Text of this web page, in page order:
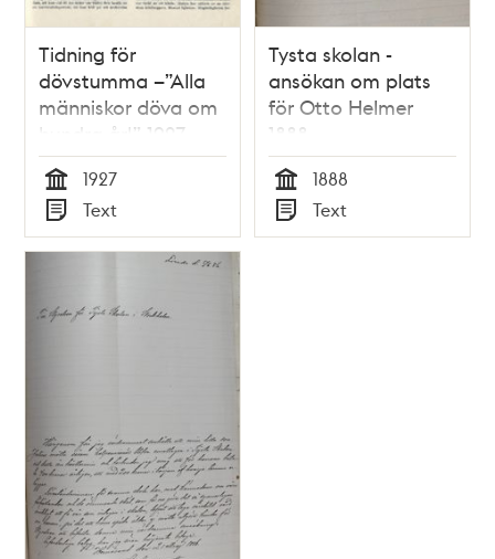
Tidning för
dövstumma –”Alla
människor döva om
hundra år!” 1927
Tid
1927
Typ
Text
Tysta skolan -
ansökan om plats
för Otto Helmer
1888
Tid
1888
Typ
Text